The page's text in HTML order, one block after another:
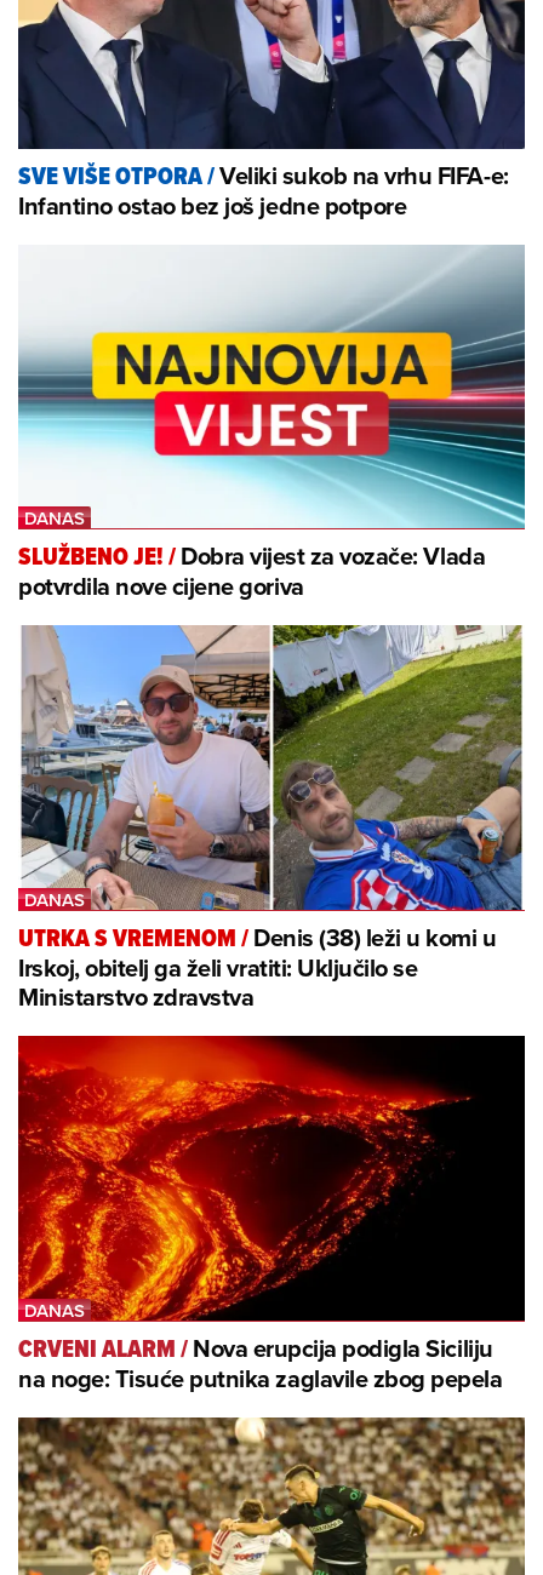
SVE VIŠE OTPORA/Veliki sukob na vrhu FIFA-e:
Infantino ostao bez još jedne potpore
SLUŽBENO JE!/Dobra vijest za vozače: Vlada
potvrdila nove cijene goriva
UTRKA S VREMENOM/Denis (38) leži u komi u
Irskoj, obitelj ga želi vratiti: Uključilo se
Ministarstvo zdravstva
CRVENI ALARM/Nova erupcija podigla Siciliju
na noge: Tisuće putnika zaglavile zbog pepela